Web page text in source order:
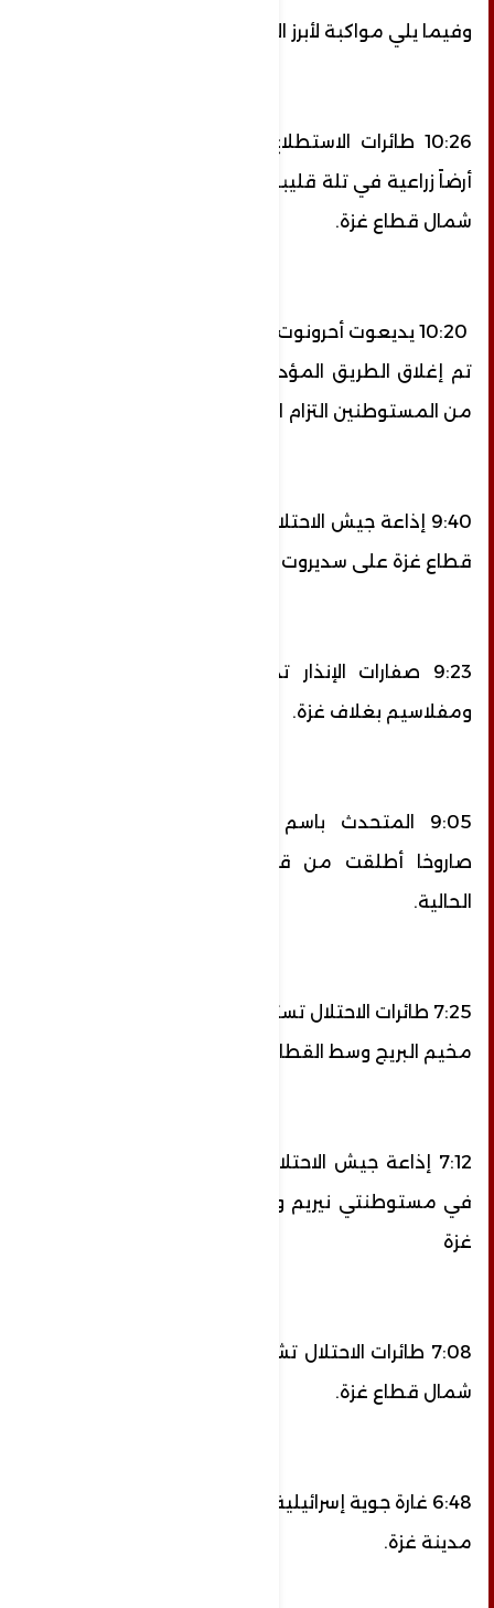
وفيما يلي مواكبة لأبرز التطورات الميدانية:
10:26 طائرات الاستطلاع تقصف بصاروخ واحد
أرضاً زراعية في تلة قليبو قرب مدينة الشيخ زايد
شمال قطاع غزة.
10:20 يديعوت أحرونوت: خوفًا من نيران مضادة:
تم إغلاق الطريق المؤدية إلى ناحل عوز وطلب
من المستوطنين التزام المنازل,
قطاع غزة على سديروت وغلاف غزة.
9:23 صفارات الإنذار تدوي الآن في نير عام
ومفلاسيم بغلاف غزة.
صاروخا أطلقت من قطاع غزة خلال الجولة
الحالية.
7:25 طائرات الاحتلال تستهدف أرضًا زراعية شرقي
مخيم البريج وسط القطاع
7:12 إذاعة جيش الاحتلال: صافرات الإنذار تدوي
في مستوطنتي نيريم والعين الثالثة في غلاف
غزة
7:08 طائرات الاحتلال تشن غارة على بيت حانون
شمال قطاع غزة.
6:48 غارة جوية إسرائيلية على أرض زراعية شرقي
مدينة غزة.